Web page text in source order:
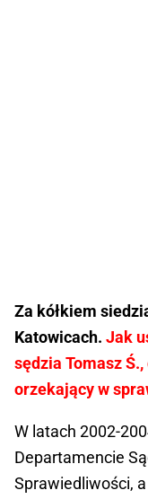
Za kółkiem
Katowicach. Jak
sędzia Tomasz
orzekający w
W latach 2002-
Departamencie
Sprawiedliwości,